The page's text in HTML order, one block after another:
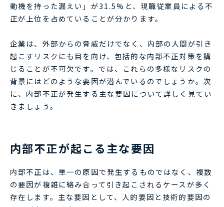
動機を持った漏えい」が31.5%と、現職従業員による不
正が上位を占めていることが分かります。
企業は、外部からの脅威だけでなく、内部の人間が引き
起こすリスクにも目を向け、包括的な内部不正対策を講
じることが不可欠です。では、これらの多様なリスクの
背景にはどのような要因が潜んでいるのでしょうか。次
に、内部不正が発生する主な要因について詳しく見てい
きましょう。
内部不正が起こる主な要因
内部不正は、単一の原因で発生するものではなく、複数
の要因が複雑に絡み合って引き起こされるケースが多く
存在します。主な要因として、人的要因と技術的要因の